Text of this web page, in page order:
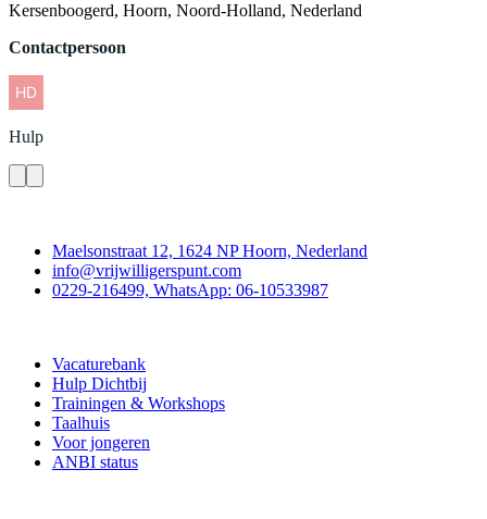
Kersenboogerd, Hoorn, Noord-Holland, Nederland
Contactpersoon
Hulp
Maelsonstraat 12, 1624 NP Hoorn, Nederland
info@vrijwilligerspunt.com
0229-216499, WhatsApp: 06-10533987
Vacaturebank
Hulp Dichtbij
Trainingen & Workshops
Taalhuis
Voor jongeren
ANBI status